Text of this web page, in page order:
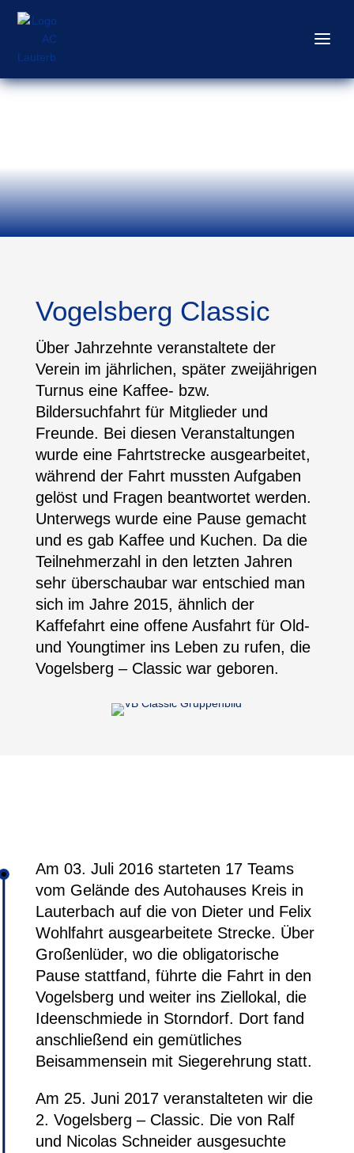
Vogelsberg Classic
Über Jahrzehnte veranstaltete der
Verein im jährlichen, später zweijährigen
Turnus eine Kaffee- bzw.
Bildersuchfahrt für Mitglieder und
Freunde. Bei diesen Veranstaltungen
wurde eine Fahrtstrecke ausgearbeitet,
während der Fahrt mussten Aufgaben
gelöst und Fragen beantwortet werden.
Unterwegs wurde eine Pause gemacht
und es gab Kaffee und Kuchen. Da die
Teilnehmerzahl in den letzten Jahren
sehr überschaubar war entschied man
sich im Jahre 2015, ähnlich der
Kaffefahrt eine offene Ausfahrt für Old-
und Youngtimer ins Leben zu rufen, die
Vogelsberg – Classic war geboren.
Am 03. Juli 2016starteten 17 Teams
vom Gelände des Autohauses Kreis in
Lauterbach auf die von Dieter und Felix
Wohlfahrt ausgearbeitete Strecke. Über
Großenlüder, wo die obligatorische
Pause stattfand, führte die Fahrt in den
Vogelsberg und weiter ins Ziellokal, die
Ideenschmiede in Storndorf. Dort fand
anschließend ein gemütliches
Beisammensein mit Siegerehrung statt.
Am 25. Juni 2017veranstalteten wir die
2. Vogelsberg – Classic. Die von Ralf
und Nicolas Schneider ausgesuchte